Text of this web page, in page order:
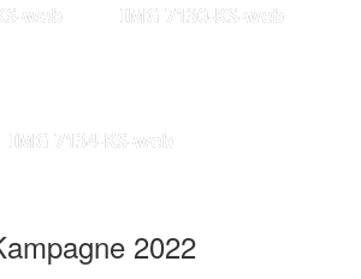
web IMG 7130-KS-web
IMG 7134-KS-web
2022